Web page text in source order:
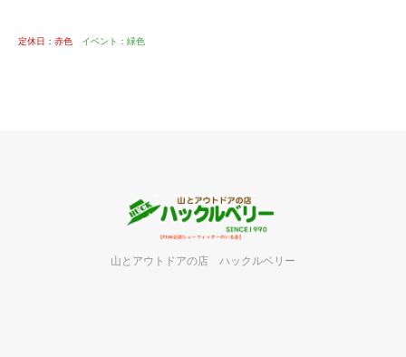
定休日：赤色 イベント：緑色
山とアウトドアの店 ハックルベリー